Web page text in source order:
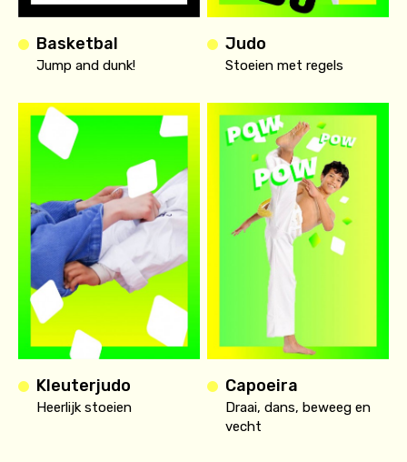
Basketbal
Jump and dunk!
Judo
Stoeien met regels
Kleuterjudo
Heerlijk stoeien
Capoeira
Draai, dans, beweeg en
vecht